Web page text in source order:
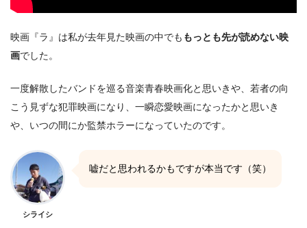
映画『ラ』は私が去年見た映画の中でも もっとも先が読めない映
画でした。
一度解散したバンドを巡る音楽青春映画化と思いきや、若者の向
こう見ずな犯罪映画になり、一瞬恋愛映画になったかと思いき
や、いつの間にか監禁ホラーになっていたのです。
シライシ
嘘だと思われるかもですが本当です（笑）